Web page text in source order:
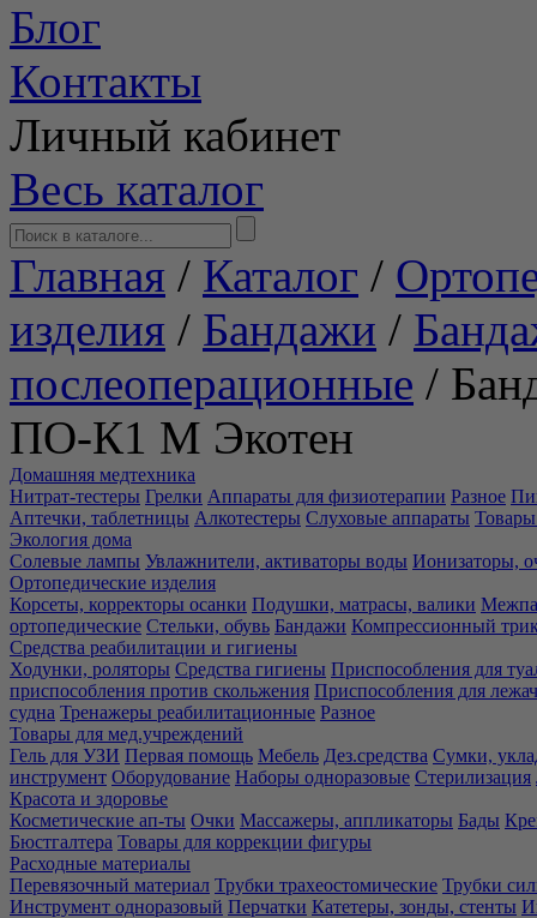
Блог
Контакты
Личный кабинет
Весь каталог
Главная / Каталог /
изделия / Бандажи /
послеоперационные /
ПО-К1 М Экотен
Домашняя медтехника
Нитрат-тестеры Грелки Аппараты для физиотерапии Разное
Аптечки, таблетницы Алкотестеры Слуховые аппараты Товары
Экология дома
Солевые лампы Увлажнители, активаторы воды Ионизаторы,
Ортопедические изделия
Корсеты, корректоры осанки Подушки, матрасы, валики
ортопедические Стельки, обувь Бандажи Компрессионный
Средства реабилитации и гигиены
Ходунки, роляторы Средства гигиены Приспособления для
приспособления против скольжения Приспособления для
судна Тренажеры реабилитационные Разное
Товары для мед.учреждений
Гель для УЗИ Первая помощь Мебель Дез.средства Сумки,
инструмент Оборудование Наборы одноразовые Стерилизация
Красота и здоровье
Косметические ап-ты Очки Массажеры, аппликаторы Бады
Бюстгалтера Товары для коррекции фигуры
Расходные материалы
Перевязочный материал Трубки трахеостомические Трубки
Инструмент одноразовый Перчатки Катетеры, зонды, стенты